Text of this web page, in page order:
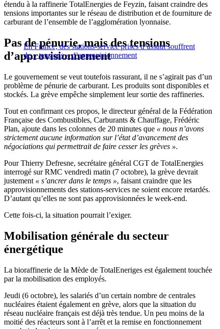
étendu à la raffinerie TotalEnergies de Feyzin, faisant craindre des
tensions importantes sur le réseau de distribution et de fourniture de
carburant de l’ensemble de l’agglomération lyonnaise.
En France, des stations-service prises d’assaut souffrent
de « tensions » d’approvisionnement
Pas de pénurie, mais des tensions
d’approvisionnement
Le gouvernement se veut toutefois rassurant, il ne s’agirait pas d’un
problème de pénurie de carburant. Les produits sont disponibles et
stockés. La grève empêche simplement leur sortie des raffineries.
Tout en confirmant ces propos, le directeur général de la Fédération
Française des Combustibles, Carburants & Chauffage, Frédéric
Plan, ajoute dans les colonnes de 20 minutes que « nous n’avons
strictement aucune information sur l’état d’avancement des
négociations qui permettrait de faire cesser les grèves ».
Pour Thierry Defresne, secrétaire général CGT de TotalEnergies
interrogé sur RMC vendredi matin (7 octobre), la grève devrait
justement « s’ancrer dans le temps », faisant craindre que les
approvisionnements des stations-services ne soient encore retardés.
D’autant qu’elles ne sont pas approvisionnées le week-end.
Cette fois-ci, la situation pourrait l’exiger.
Mobilisation générale du secteur
énergétique
La bioraffinerie de la Mède de TotalEneriges est également touchée
par la mobilisation des employés.
Jeudi (6 octobre), les salariés d’un certain nombre de centrales
nucléaires étaient également en grève, alors que la situation du
réseau nucléaire français est déjà très tendue. Un peu moins de la
moitié des réacteurs sont à l’arrêt et la remise en fonctionnement